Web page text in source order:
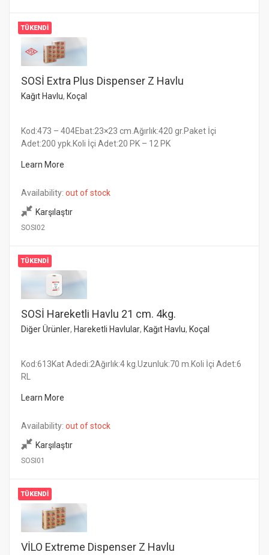
TÜKENDI
SOSİ Extra Plus Dispenser Z Havlu
Kağıt Havlu, Koçal
Kod:473 – 404Ebat:23×23 cm.Ağırlık:420 gr.Paket İçi
Adet:200 ypk.Koli İçi Adet:20 PK – 12 PK
Learn More
Availability: out of stock
Karşılaştır
SOSI02
TÜKENDI
SOSİ Hareketli Havlu 21 cm. 4kg.
Diğer Ürünler, Hareketli Havlular, Kağıt Havlu, Koçal
Kod:613Kat Adedi:2Ağırlık:4 kg.Uzunluk:70 m.Koli İçi Adet:6
RL
Learn More
Availability: out of stock
Karşılaştır
SOSI01
TÜKENDI
VİLO Extreme Dispenser Z Havlu